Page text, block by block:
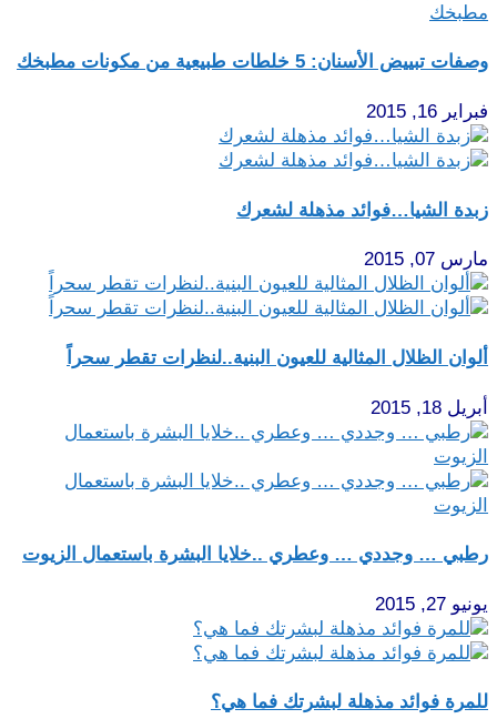
وصفات تبييض الأسنان: 5 خلطات طبيعية من مكونات مطبخك
فبراير 16, 2015
زبدة الشيا…فوائد مذهلة لشعرك
مارس 07, 2015
ألوان الظلال المثالية للعيون البنية..لنظرات تقطر سحراً
أبريل 18, 2015
رطبي … وجددي … وعطري ..خلايا البشرة باستعمال الزيوت
يونيو 27, 2015
للمرة فوائد مذهلة لبشرتك فما هي؟